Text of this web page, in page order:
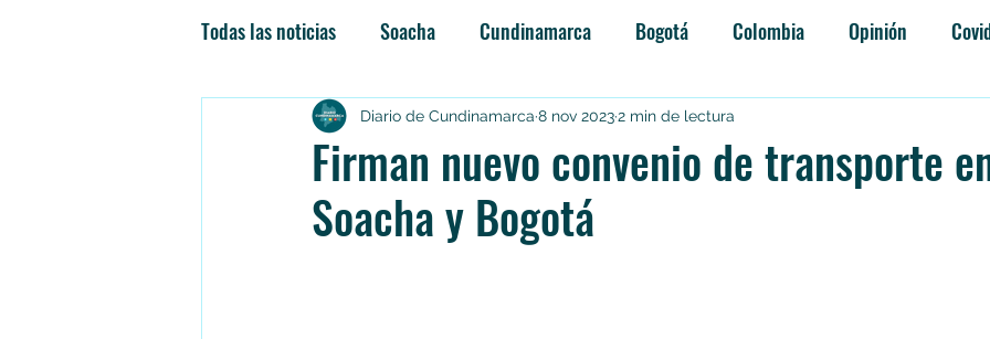
Todas las noticias Soacha Cundinamarca Bogotá Colombia Opinión
Las nuevas soachunidades Categoría sin título
Firman nuevo convenio de transporte
Soacha y Bogotá
Diario de Cundinamarca 8 nov 20232 min de lectura